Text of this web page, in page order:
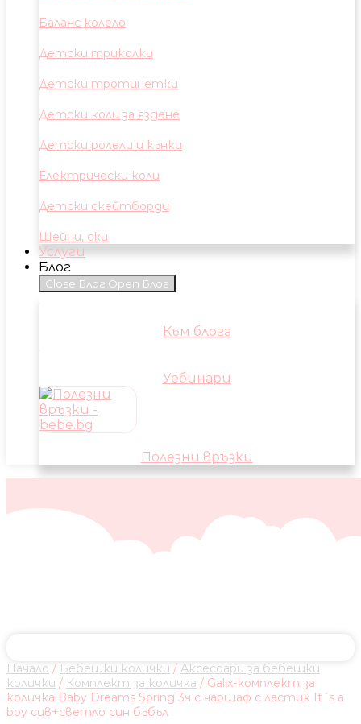
Баланс колело
Детски триколки
Детски тротинетки
Детски коли за яздене
Детски ролели и кънки
Електрически коли
Детски скейтборди
Шейни, ски
Услуги
Блог
Close Блог Open Блог
Към блога
Уебинари
Полезни връзки
Начало / Бебешки колички / Аксесоари за бебешки
колички / Комплект за количка / Galix-комплект за
количка Baby Dreams Spring 3ч с чаршаф с ластик It´s a
boy сив+светло син бъбъл